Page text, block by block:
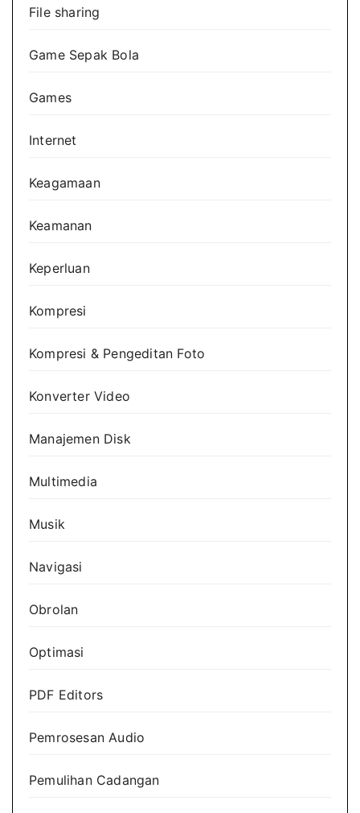
File sharing
Game Sepak Bola
Games
Internet
Keagamaan
Keamanan
Keperluan
Kompresi
Kompresi & Pengeditan Foto
Konverter Video
Manajemen Disk
Multimedia
Musik
Navigasi
Obrolan
Optimasi
PDF Editors
Pemrosesan Audio
Pemulihan Cadangan